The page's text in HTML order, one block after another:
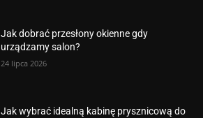
Jak dobrać przesłony okienne gdy
urządzamy salon?
24 lipca 2026
Jak wybrać idealną kabinę prysznicową do